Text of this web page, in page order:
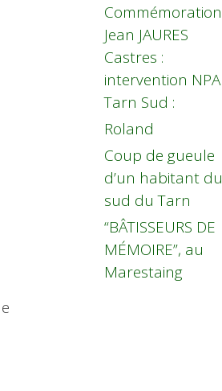
Commémoration
Jean JAURES
Castres :
intervention NPA
Tarn Sud :
Roland
Coup de gueule
d’un habitant du
sud du Tarn
“BÂTISSEURS DE
MÉMOIRE”, au
Marestaing